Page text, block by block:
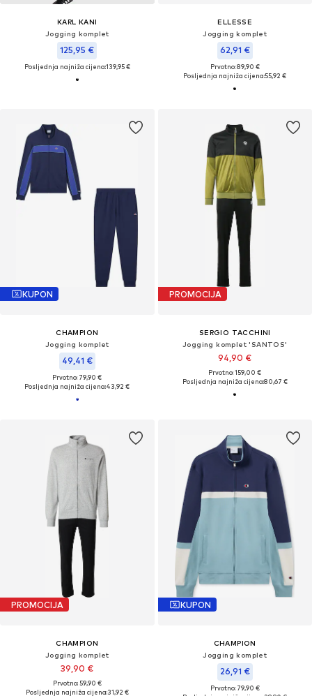
KARL KANI
Jogging komplet
125,95 €
Posljednja najniža cijena:139,95 €
ELLESSE
Jogging komplet
62,91 €
Prvotno: 89,90 €
Posljednja najniža cijena:55,92 €
KUPON
CHAMPION
Jogging komplet
49,41 €
Prvotno: 79,90 €
Posljednja najniža cijena:43,92 €
PROMOCIJA
SERGIO TACCHINI
Jogging komplet 'SANTOS'
94,90 €
Prvotno: 159,00 €
Posljednja najniža cijena:80,67 €
PROMOCIJA
CHAMPION
Jogging komplet
39,90 €
Prvotno: 59,90 €
Posljednja najniža cijena:31,92 €
KUPON
CHAMPION
Jogging komplet
26,91 €
Prvotno: 79,90 €